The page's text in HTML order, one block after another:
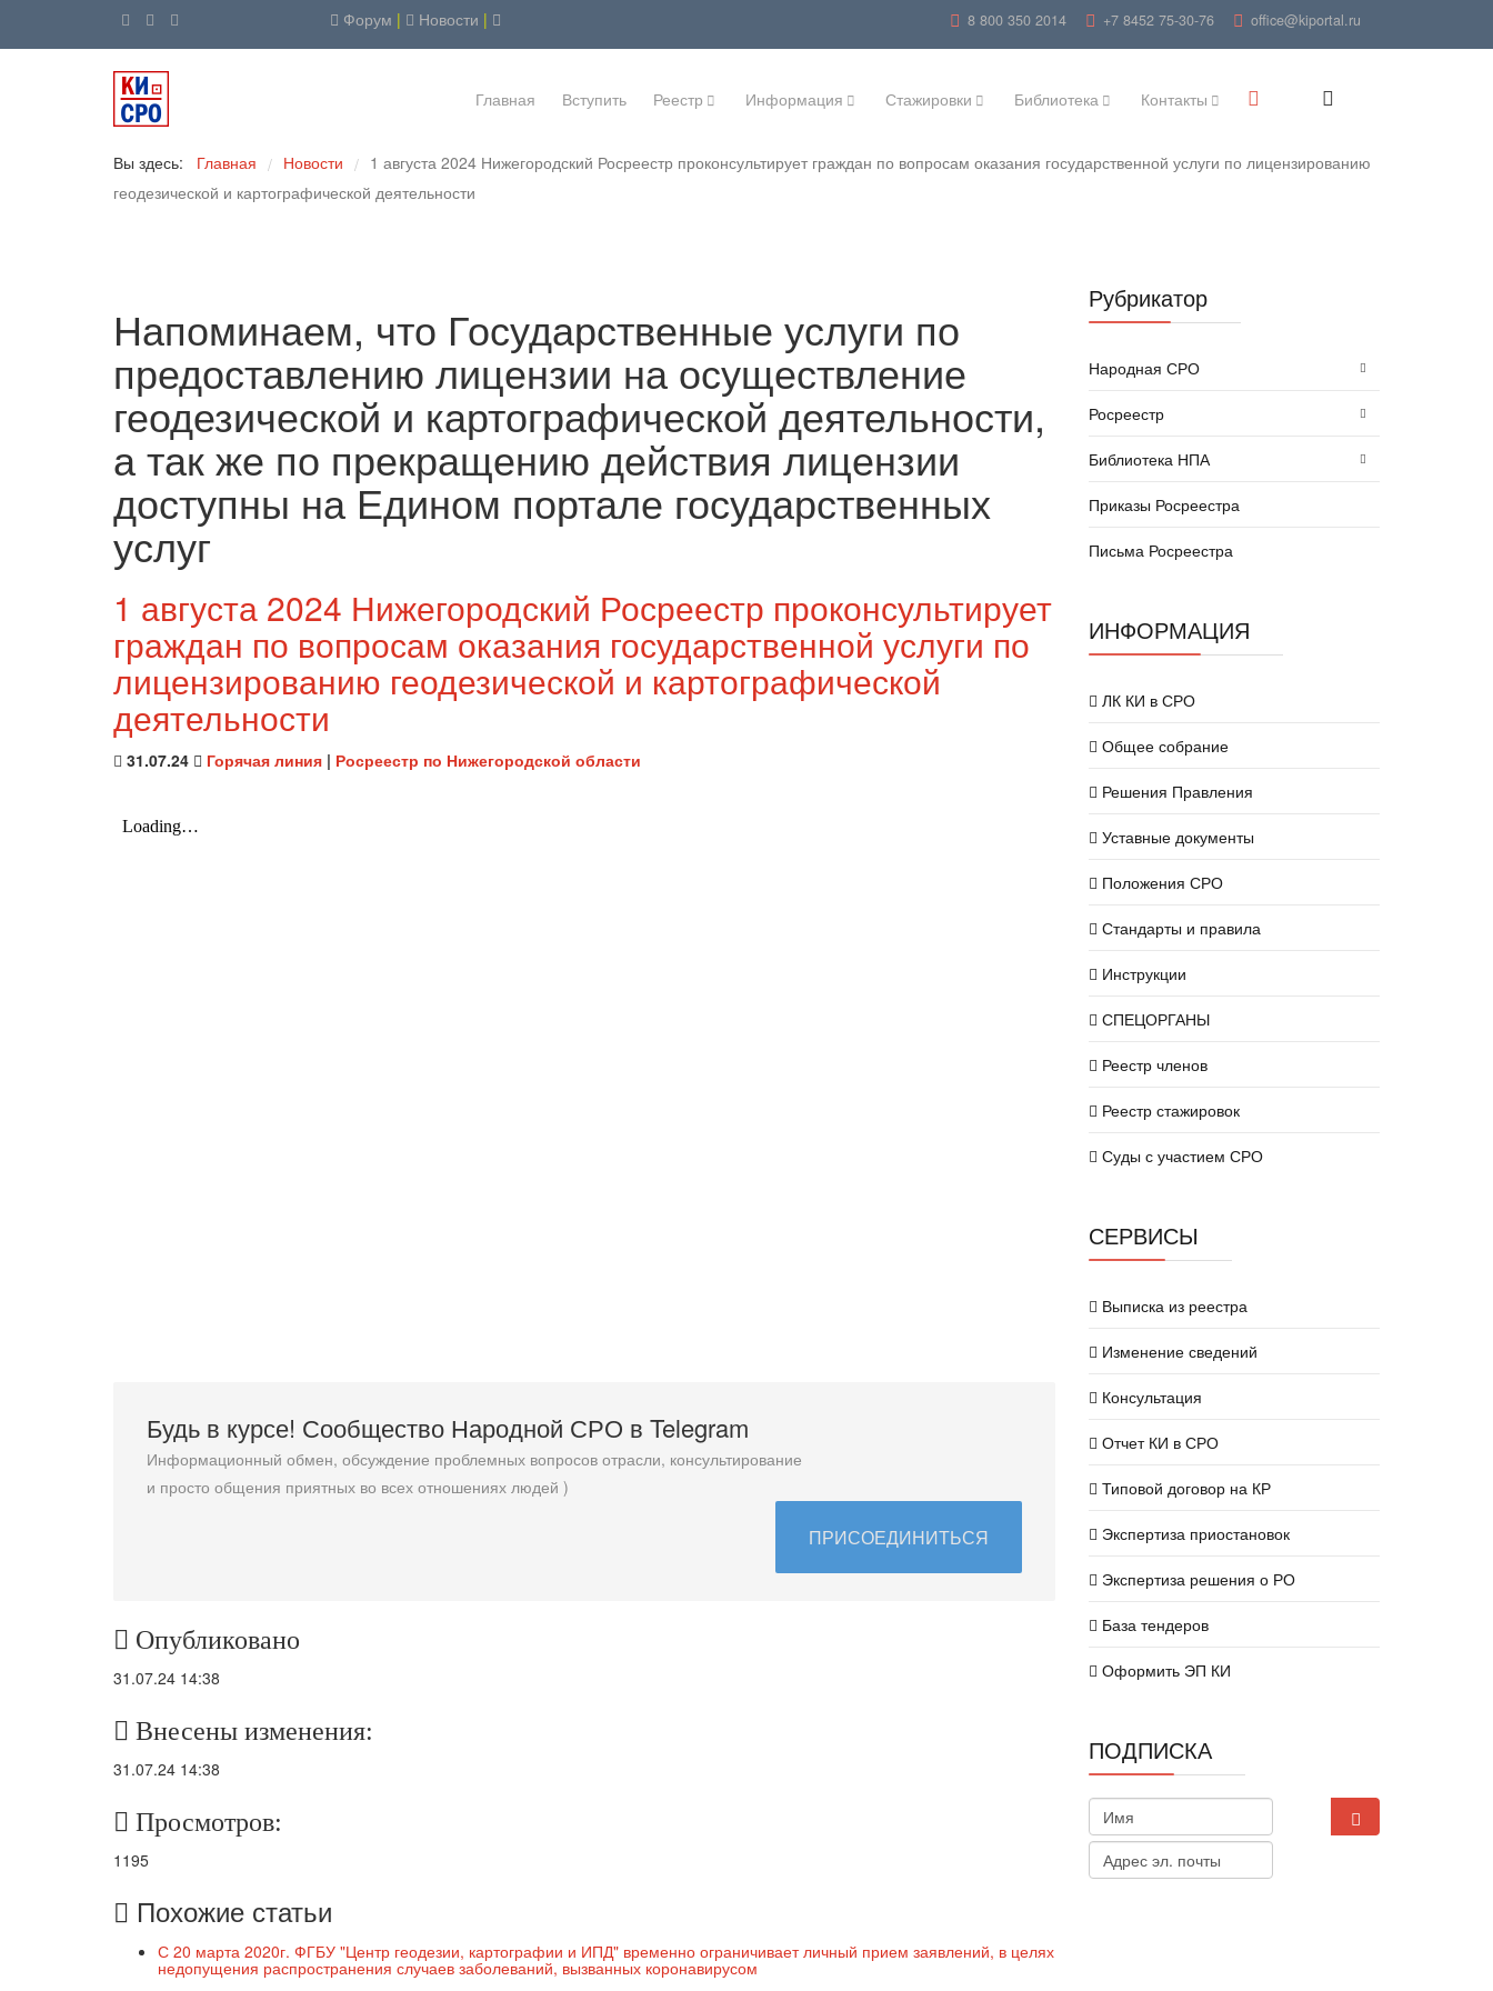
Форум | Новости | 8 800 350 2014 +7 8452 75-30-76 office@kiportal.ru
Главная Вступить Реестр Информация Стажировки Библиотека Контакты
Вы здесь: Главная / Новости / 1 августа 2024 Нижегородский Росреестр проконсультирует граждан по вопросам оказания государственной услуги по лицензированию
геодезической и картографической деятельности
Напоминаем, что Государственные услуги по
предоставлению лицензии на осуществление
геодезической и картографической деятельности,
а так же по прекращению действия лицензии
доступны на Едином портале государственных
услуг
1 августа 2024 Нижегородский Росреестр проконсультирует
граждан по вопросам оказания государственной услуги по
лицензированию геодезической и картографической
деятельности
31.07.24 Горячая линия | Росреестр по Нижегородской области
Будь в курсе! Сообщество Народной СРО в Telegram
Информационный обмен, обсуждение проблемных вопросов отрасли, консультирование
и просто общения приятных во всех отношениях людей )
ПРИСОЕДИНИТЬСЯ
Опубликовано
31.07.24 14:38
Внесены изменения:
31.07.24 14:38
Просмотров:
1195
Похожие статьи
С 20 марта 2020г. ФГБУ "Центр геодезии, картографии и ИПД" временно ограничивает личный прием заявлений, в целях
недопущения распространения случаев заболеваний, вызванных коронавирусом
Рубрикатор
Народная СРО
Росреестр
Библиотека НПА
Приказы Росреестра
Письма Росреестра
ИНФОРМАЦИЯ
ЛК КИ в СРО
Общее собрание
Решения Правления
Уставные документы
Положения СРО
Стандарты и правила
Инструкции
СПЕЦОРГАНЫ
Реестр членов
Реестр стажировок
Суды с участием СРО
СЕРВИСЫ
Выписка из реестра
Изменение сведений
Консультация
Отчет КИ в СРО
Типовой договор на КР
Экспертиза приостановок
Экспертиза решения о РО
База тендеров
Оформить ЭП КИ
ПОДПИСКА